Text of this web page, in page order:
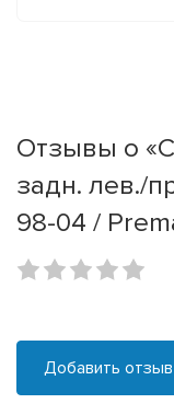
Отзывы о
задн. лев./
98-04 /
Добавить отзыв